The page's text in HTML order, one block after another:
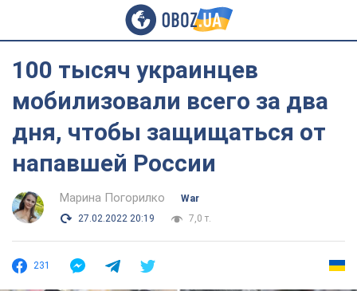
100 тысяч украинцев
мобилизовали всего за два
дня, чтобы защищаться от
напавшей России
Марина Погорилко
War
27.02.2022 20:19
7,0 т.
231